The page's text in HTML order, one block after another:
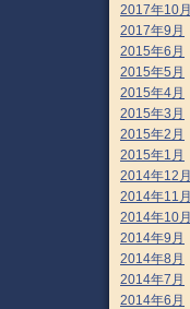
2017年10月
2017年9月
2015年6月
2015年5月
2015年4月
2015年3月
2015年2月
2015年1月
2014年12月
2014年11月
2014年10月
2014年9月
2014年8月
2014年7月
2014年6月